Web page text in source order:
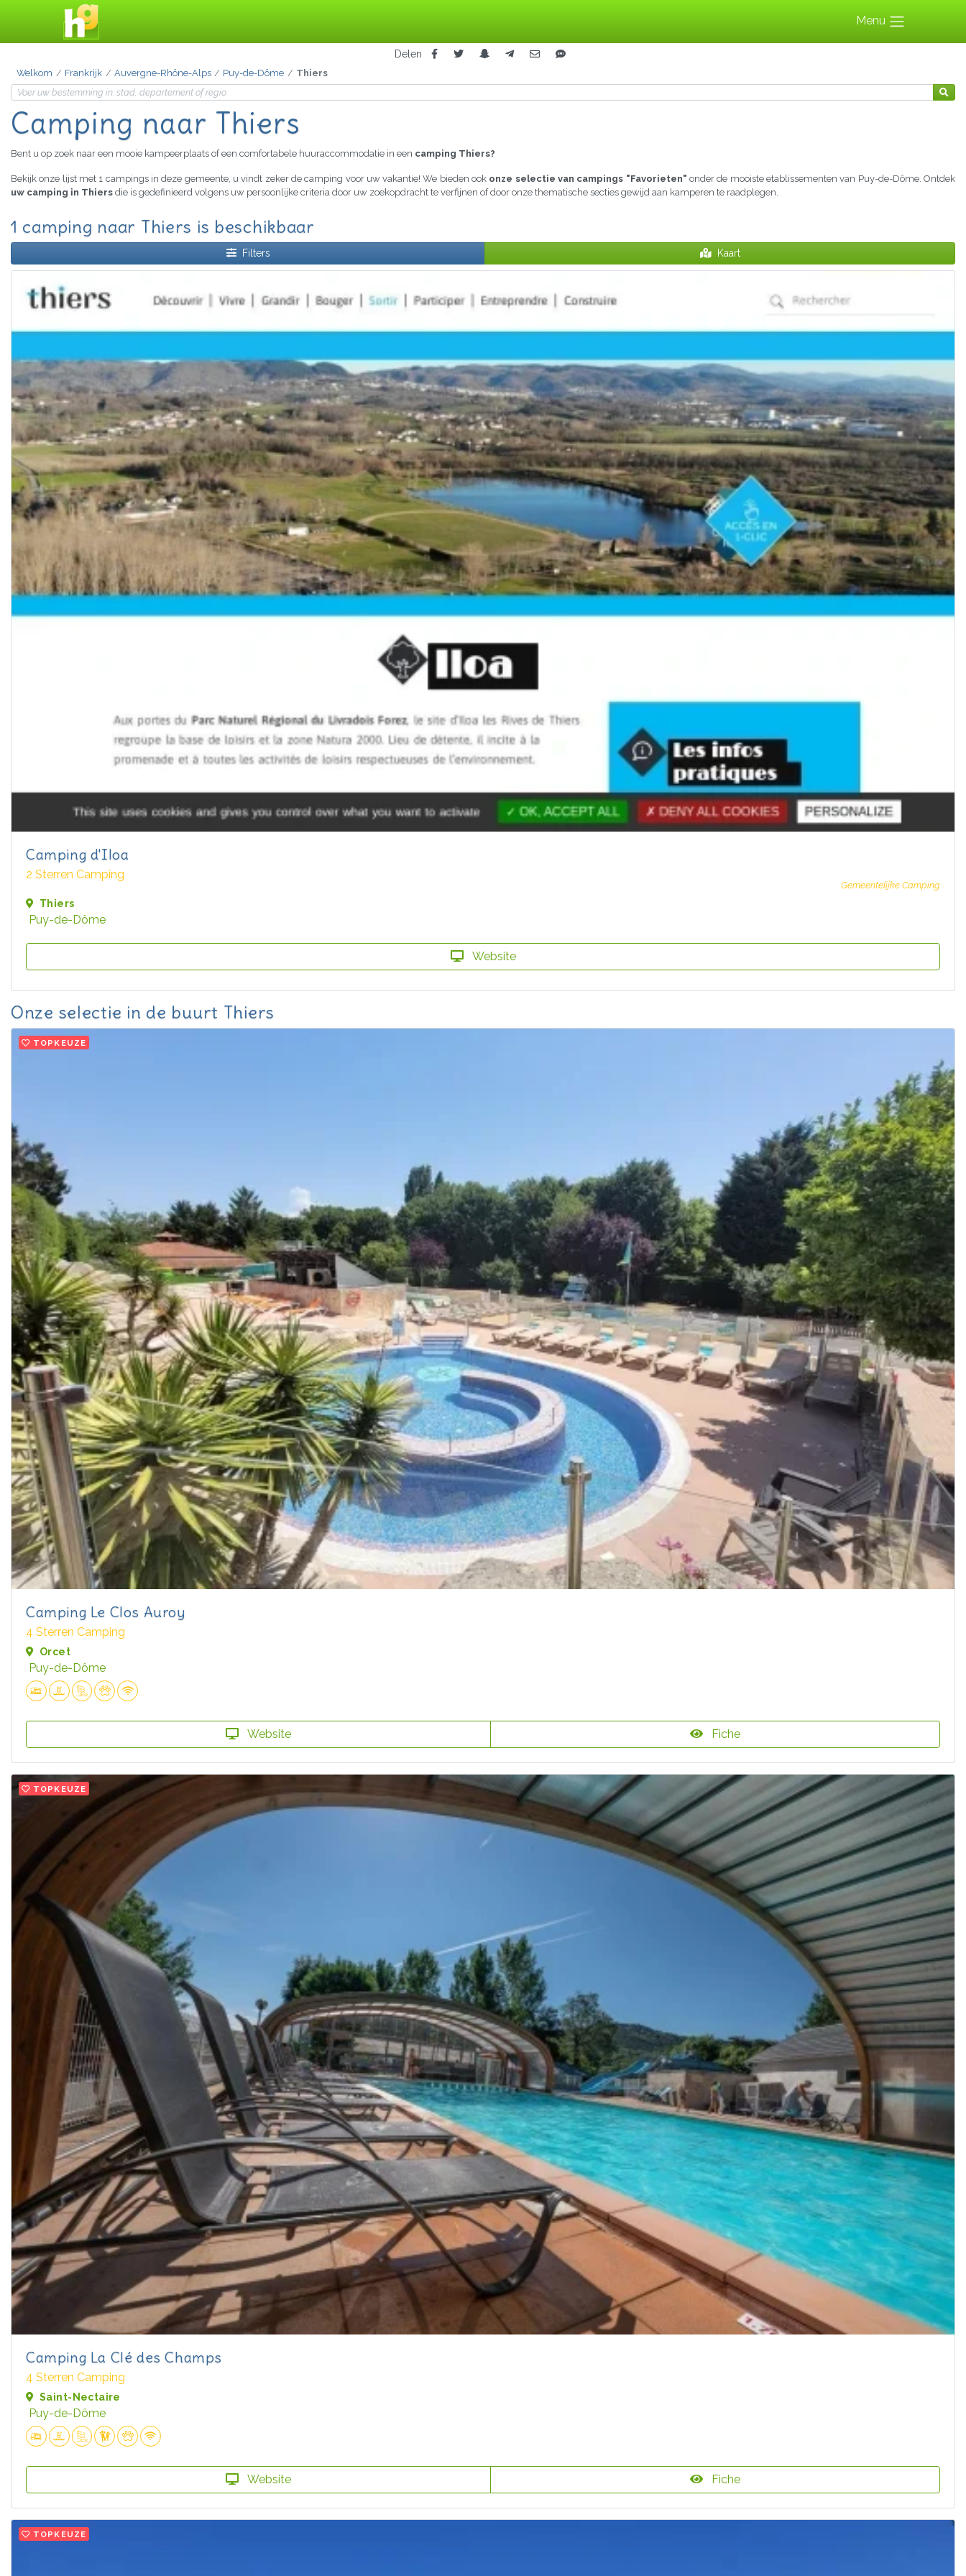
Menu
Delen
Welkom Frankrijk Auvergne-Rhône-Alps Puy-de-Dôme Thiers
Camping naar Thiers
Bent u op zoek naar een mooie kampeerplaats of een comfortabele huuraccommodatie in een camping Thiers?
Bekijk onze lijst met 1 campings in deze gemeente, u vindt zeker de camping voor uw vakantie! We bieden ook onze selectie van campings "Favorieten" onder de mooiste etablissementen van Puy-de-Dôme. Ontdek
uw camping in Thiers die is gedefinieerd volgens uw persoonlijke criteria door uw zoekopdracht te verfijnen of door onze thematische secties gewijd aan kamperen te raadplegen.
1 camping naar Thiers is beschikbaar
Filters Kaart
Camping d'Iloa
2 Sterren Camping
Gemeentelijke Camping
Thiers
Puy-de-Dôme
Website
Onze selectie in de buurt Thiers
TOPKEUZE
Camping Le Clos Auroy
4 Sterren Camping
Orcet
Puy-de-Dôme
Website Fiche
TOPKEUZE
Camping La Clé des Champs
4 Sterren Camping
Saint-Nectaire
Puy-de-Dôme
Website Fiche
TOPKEUZE